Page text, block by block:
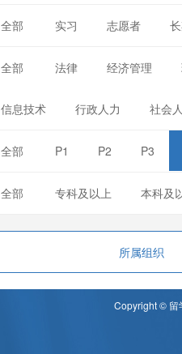
全部 实习 志愿者
全部 法律 经济管理
信息技术 行政人力 社会
全部 P1 P2 P3
全部 专科及以上 本科及
所属组织
Copyright © 留